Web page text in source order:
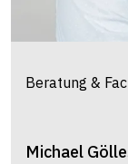
Beratung &
Michael